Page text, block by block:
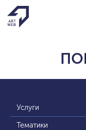
Услуги
Тематики